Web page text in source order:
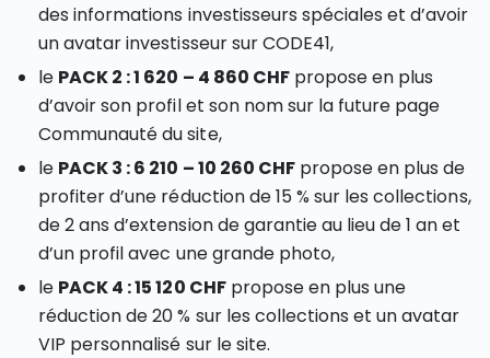
des informations investisseurs spéciales et d’avoir
un avatar investisseur sur CODE41,
le PACK 2 : 1 620 – 4 860 CHFpropose en plus
d’avoir son profil et son nom sur la future page
Communauté du site,
le PACK 3 : 6 210 – 10 260 CHFpropose en plus de
profiter d’une réduction de 15 % sur les collections,
de 2 ans d’extension de garantie au lieu de 1 an et
d’un profil avec une grande photo,
le PACK 4 : 15 120 CHFpropose en plus une
réduction de 20 % sur les collections et un avatar
VIP personnalisé sur le site.